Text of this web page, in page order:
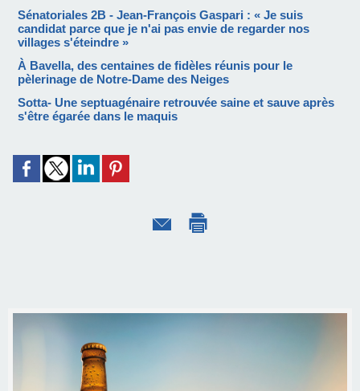
Sénatoriales 2B - Jean-François Gaspari : « Je suis
candidat parce que je n'ai pas envie de regarder nos
villages s'éteindre »
À Bavella, des centaines de fidèles réunis pour le
pèlerinage de Notre-Dame des Neiges
Sotta- Une septuagénaire retrouvée saine et sauve après
s'être égarée dans le maquis